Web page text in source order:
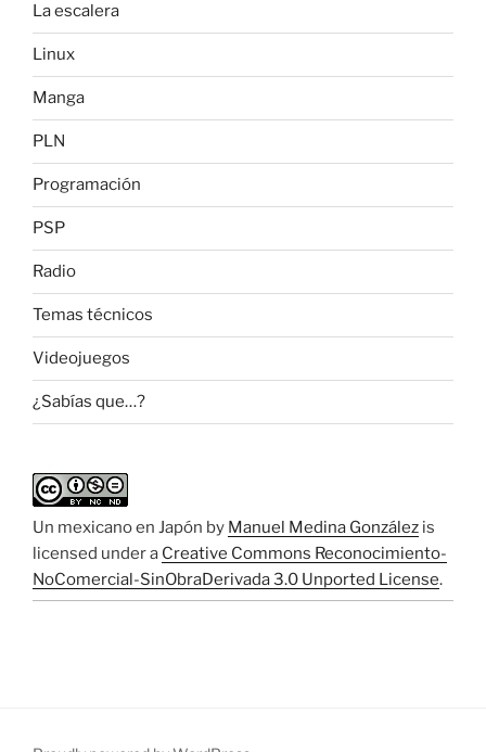
La escalera
Linux
Manga
PLN
Programación
PSP
Radio
Temas técnicos
Videojuegos
¿Sabías que…?
Un mexicano en Japón by Manuel Medina González is
licensed under a Creative Commons Reconocimiento-
NoComercial-SinObraDerivada 3.0 Unported License.